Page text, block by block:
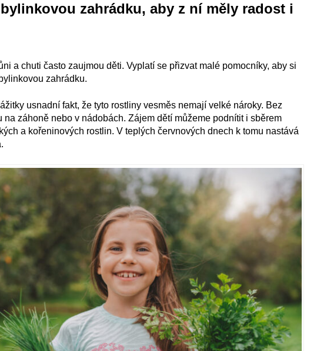
zahrádku, aby z ní měly radost i
a chuti často zaujmou děti. Vyplatí se přizvat malé pomocníky, aby si
zahrádku.
usnadní fakt, že tyto rostliny vesměs nemají velké nároky. Bez
na záhoně nebo v nádobách. Zájem dětí můžeme podnítit i sběrem
a kořeninových rostlin. V teplých červnových dnech k tomu nastává